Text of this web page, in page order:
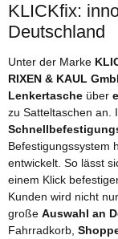
KLICKfix:
Deutschland
Unter der Marke
RIXEN & KAUL
Lenkertasche über
zu Satteltaschen an.
Befestigungssystem
entwickelt. So lässt
einem Klick
Kunden wird nicht
große Auswahl an
Fahrradkorb,